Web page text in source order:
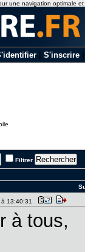
S'inscrire
Filtrer
à 13:40:31
à tous,
une navigation optimale